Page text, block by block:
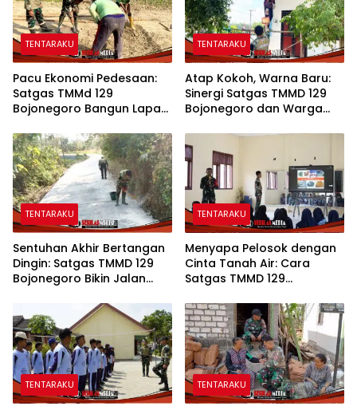
TENTARAKU
Pacu Ekonomi Pedesaan:
Satgas TMMd 129
Bojonegoro Bangun Lapak
TENTARAKU
Atap Kokoh, Warna Baru:
Sinergi Satgas TMMD 129
Bojonegoro dan Warga
Rumah Belajar Nyaman
TENTARAKU
Sentuhan Akhir Bertangan
Dingin: Satgas TMMD 129
Bojonegoro Bikin Jalan
TENTARAKU
Menyapa Pelosok dengan
Cinta Tanah Air: Cara
Satgas TMMD 129
Pemimpin Masa Depan
TENTARAKU TENTARAKU